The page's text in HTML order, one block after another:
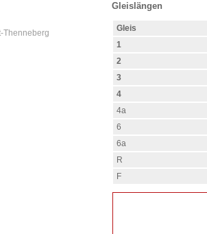
Thenneberg
Gleislängen
Gleis
1
2
3
4
4a
6
6a
R
F